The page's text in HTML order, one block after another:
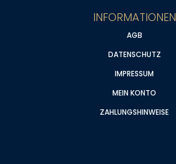
INFORMATIONEN
AGB
DATENSCHUTZ
IMPRESSUM
MEIN KONTO
ZAHLUNGSHINWEISE